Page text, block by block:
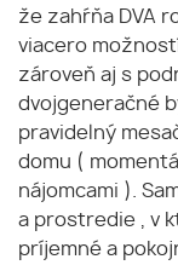
že zahŕňa DVA
viacero
zároveň aj s
dvojgeneračné
pravidelný
domu (
nájomcami ).
a prostredie , v
príjemné a